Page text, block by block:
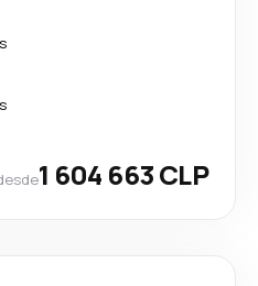
1 604 663 CLP